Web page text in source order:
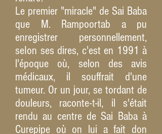
Le premier "miracle" de Sai Baba
que M. Rampoortab a pu
enregistrer personnellement,
seIon ses dires, c'est en 1991 à
l'époque où, selon des avis
médicaux, il souffrait d'une
tumeur. Or un jour, se tordant de
douleurs, raconte-t-il, il s'était
rendu au centre de Sai Baba à
Curepipe où on lui a fait don